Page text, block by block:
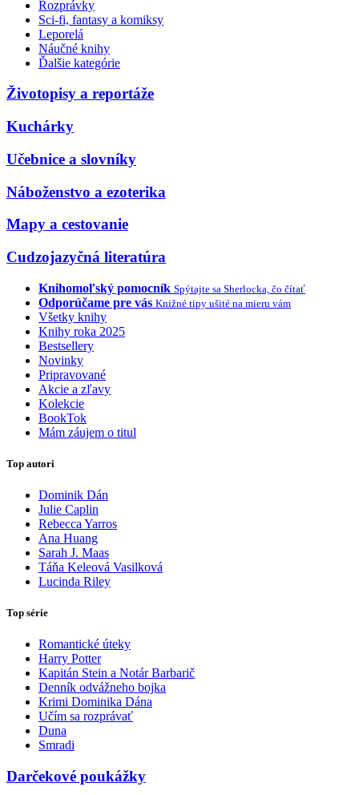
Rozprávky
Sci-fi, fantasy a komiksy
Leporelá
Náučné knihy
Ďalšie kategórie
Životopisy a reportáže
Kuchárky
Učebnice a slovníky
Náboženstvo a ezoterika
Mapy a cestovanie
Cudzojazyčná literatúra
Knihomoľský pomocník Spýtajte sa Sherlocka, čo čítať
Odporúčame pre vás Knižné tipy ušité na mieru vám
Všetky knihy
Knihy roka 2025
Bestsellery
Novinky
Pripravované
Akcie a zľavy
Kolekcie
BookTok
Mám záujem o titul
Top autori
Dominik Dán
Julie Caplin
Rebecca Yarros
Ana Huang
Sarah J. Maas
Táňa Keleová Vasilková
Lucinda Riley
Top série
Romantické úteky
Harry Potter
Kapitán Stein a Notár Barbarič
Denník odvážneho bojka
Krimi Dominika Dána
Učím sa rozprávať
Duna
Smradi
Darčekové poukážky